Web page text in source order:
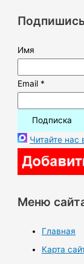
:
Имя
Email *
Читайте нас
Меню
Главная
Карта